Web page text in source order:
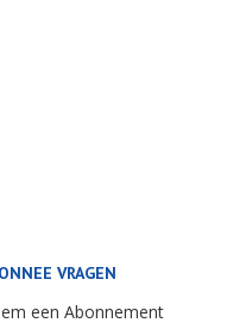
VRAGEN
een Abonnement